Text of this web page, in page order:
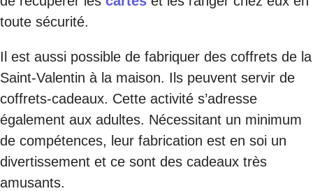
toute sécurité.
Il est aussi possible de fabriquer des coffrets de la
Saint-Valentin à la maison. Ils peuvent servir de
coffrets-cadeaux. Cette activité s’adresse
également aux adultes. Nécessitant un minimum
de compétences, leur fabrication est en soi un
divertissement et ce sont des cadeaux très
amusants.